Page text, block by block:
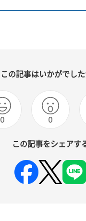
この記事はいかがでした
0 0
この記事をシェアす